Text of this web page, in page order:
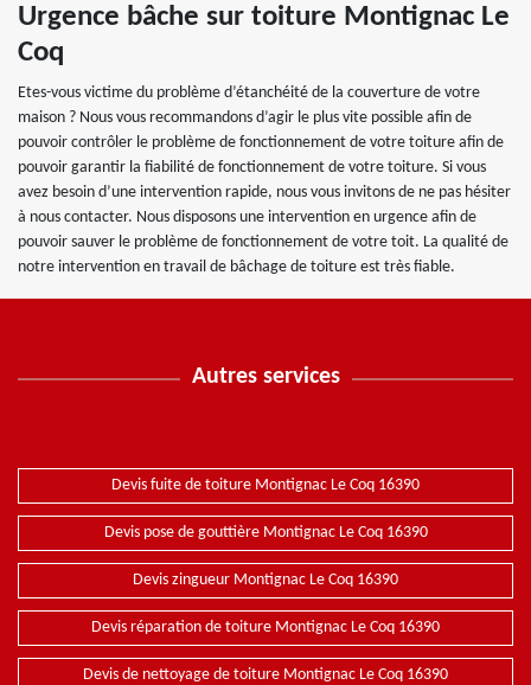
Urgence bâche sur toiture Montignac Le
Coq
Etes-vous victime du problème d’étanchéité de la couverture de votre
maison ? Nous vous recommandons d’agir le plus vite possible afin de
pouvoir contrôler le problème de fonctionnement de votre toiture afin de
pouvoir garantir la fiabilité de fonctionnement de votre toiture. Si vous
avez besoin d’une intervention rapide, nous vous invitons de ne pas hésiter
à nous contacter. Nous disposons une intervention en urgence afin de
pouvoir sauver le problème de fonctionnement de votre toit. La qualité de
notre intervention en travail de bâchage de toiture est très fiable.
Autres services
Devis fuite de toiture Montignac Le Coq 16390
Devis pose de gouttière Montignac Le Coq 16390
Devis zingueur Montignac Le Coq 16390
Devis réparation de toiture Montignac Le Coq 16390
Devis de nettoyage de toiture Montignac Le Coq 16390